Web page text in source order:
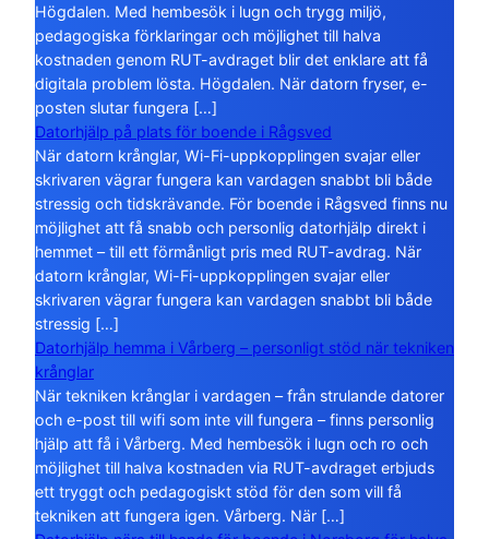
Högdalen. Med hembesök i lugn och trygg miljö,
pedagogiska förklaringar och möjlighet till halva
kostnaden genom RUT-avdraget blir det enklare att få
digitala problem lösta. Högdalen. När datorn fryser, e-
posten slutar fungera […]
Datorhjälp på plats för boende i Rågsved
När datorn krånglar, Wi-Fi-uppkopplingen svajar eller
skrivaren vägrar fungera kan vardagen snabbt bli både
stressig och tidskrävande. För boende i Rågsved finns nu
möjlighet att få snabb och personlig datorhjälp direkt i
hemmet – till ett förmånligt pris med RUT-avdrag. När
datorn krånglar, Wi-Fi-uppkopplingen svajar eller
skrivaren vägrar fungera kan vardagen snabbt bli både
stressig […]
Datorhjälp hemma i Vårberg – personligt stöd när tekniken
krånglar
När tekniken krånglar i vardagen – från strulande datorer
och e-post till wifi som inte vill fungera – finns personlig
hjälp att få i Vårberg. Med hembesök i lugn och ro och
möjlighet till halva kostnaden via RUT-avdraget erbjuds
ett tryggt och pedagogiskt stöd för den som vill få
tekniken att fungera igen. Vårberg. När […]